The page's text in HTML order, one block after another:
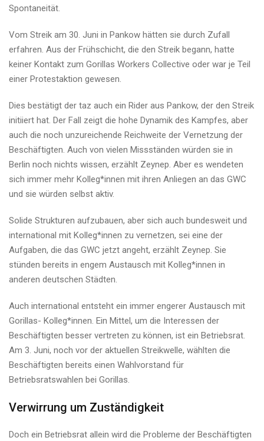
Spontaneität.
Vom Streik am 30. Juni in Pankow hätten sie durch Zufall
erfahren. Aus der Frühschicht, die den Streik begann, hatte
keiner Kontakt zum Gorillas Workers Collective oder war je Teil
einer Protestaktion gewesen.
Dies bestätigt der taz auch ein Rider aus Pankow, der den Streik
initiiert hat. Der Fall zeigt die hohe Dynamik des Kampfes, aber
auch die noch unzureichende Reichweite der Vernetzung der
Beschäftigten. Auch von vielen Missständen würden sie in
Berlin noch nichts wissen, erzählt Zeynep. Aber es wendeten
sich immer mehr Kol­le­g*in­nen mit ihren Anliegen an das GWC
und sie würden selbst aktiv.
Solide Strukturen aufzubauen, aber sich auch bundesweit und
international mit Kol­le­g*in­nen zu vernetzen, sei eine der
Aufgaben, die das GWC jetzt angeht, erzählt Zeynep. Sie
stünden bereits in engem Austausch mit ­Kol­le­g*in­nen in
anderen deutschen Städten.
Auch international entsteht ein immer engerer Austausch mit
Gorillas- Kolleg*innen. Ein Mittel, um die Interessen der
Beschäftigten besser vertreten zu können, ist ein Betriebsrat.
Am 3. Juni, noch vor der aktuellen Streikwelle, wählten die
Beschäftigten bereits einen Wahlvorstand für
Betriebsratswahlen bei Gorillas.
Verwirrung um Zuständigkeit
Doch ein Betriebsrat allein wird die Probleme der Beschäftigten